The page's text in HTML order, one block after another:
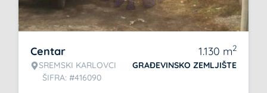
Centar
SREMSKI KARLOVCI
ŠIFRA: #416090
1.130 m2
GRAĐEVINSKO ZEMLJIŠTE